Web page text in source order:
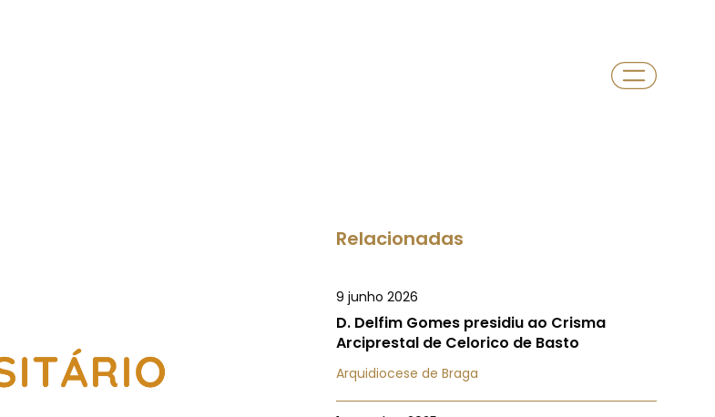
Relacionadas
9 junho 2026
D. Delfim Gomes presidiu ao Crisma
Arciprestal de Celorico de Basto
Arquidiocese de Braga